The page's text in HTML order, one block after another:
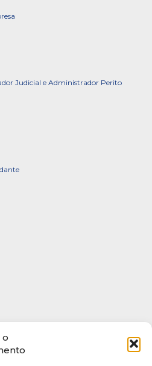
o
Judicial e Administrador Perito